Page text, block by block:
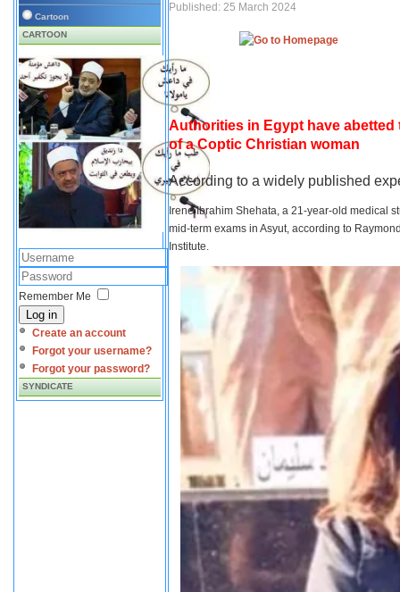
Cartoon
CARTOON
Remember Me
Log in
Create an account
Forgot your username?
Forgot your password?
SYNDICATE
Published: 25 March 2024
Authorities in Egypt have
of a Coptic Christian woman
According to a widely published
Irene Ibrahim Shehata, a 21-year-old medical
mid-term exams in Asyut, according to
Institute.